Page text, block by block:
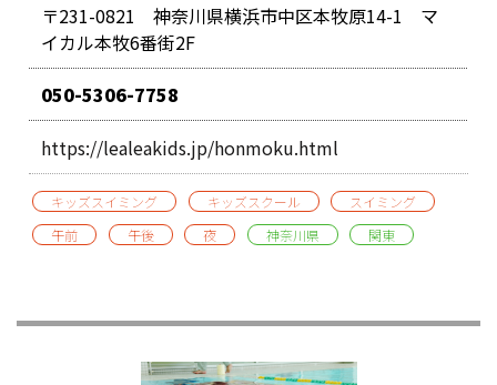
〒231-0821 神奈川県横浜市中区本牧原14-1 マ
イカル本牧6番街2F
050-5306-7758
https://lealeakids.jp/honmoku.html
キッズスイミング キッズスクール
スイミング
午前
午後 夜 神奈川県 関東